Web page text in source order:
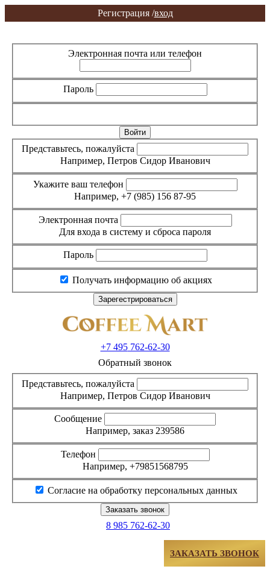
Регистрация /вход
Электронная почта или телефон
Пароль
Представьтесь, пожалуйста
Например, Петров Сидор Иванович
Укажите ваш телефон
Например, +7 (985) 156 87-95
Электронная почта
Для входа в систему и сброса пароля
Пароль
Получать информацию об акциях
+7 495762-62-30
Обратный звонок
Представьтесь, пожалуйста
Например, Петров Сидор Иванович
Сообщение
Например, заказ 239586
Телефон
Например, +79851568795
Согласие на обработку персональных данных
8 985 762-62-30
ЗАКАЗАТЬ ЗВОНОК